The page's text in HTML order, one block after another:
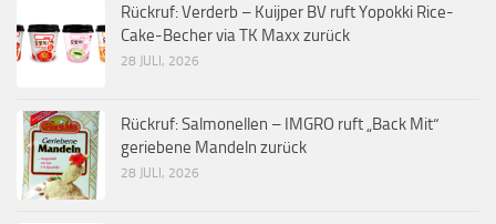
Rückruf: Verderb – Kuijper BV ruft Yopokki Rice-
Cake-Becher via TK Maxx zurück
28 JULI, 2026
Rückruf: Salmonellen – IMGRO ruft „Back Mit“
geriebene Mandeln zurück
28 JULI, 2026